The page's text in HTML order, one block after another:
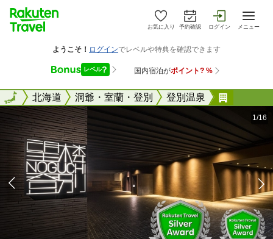
お気に入り 予約確認 ログイン メニュー
全国北海道 洞爺・室蘭・登別 登別温泉
全国
1/16